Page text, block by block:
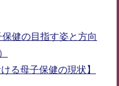
健の目指す姿と方向
る母子保健の現状】